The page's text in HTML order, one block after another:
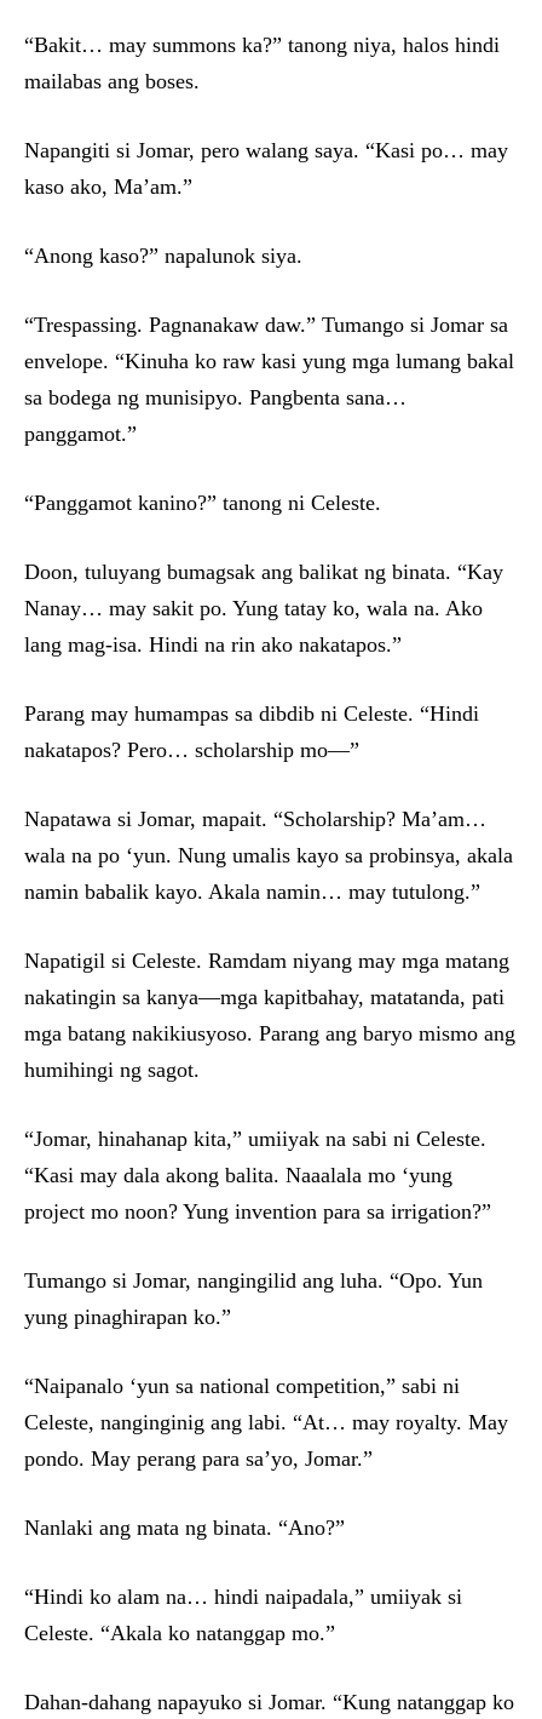
“Bakit… may summons ka?” tanong niya, halos hindi
mailabas ang boses.
Napangiti si Jomar, pero walang saya. “Kasi po… may
kaso ako, Ma’am.”
“Anong kaso?” napalunok siya.
“Trespassing. Pagnanakaw daw.” Tumango si Jomar sa
envelope. “Kinuha ko raw kasi yung mga lumang bakal
sa bodega ng munisipyo. Pangbenta sana…
panggamot.”
“Panggamot kanino?” tanong ni Celeste.
Doon, tuluyang bumagsak ang balikat ng binata. “Kay
Nanay… may sakit po. Yung tatay ko, wala na. Ako
lang mag-isa. Hindi na rin ako nakatapos.”
Parang may humampas sa dibdib ni Celeste. “Hindi
nakatapos? Pero… scholarship mo—”
Napatawa si Jomar, mapait. “Scholarship? Ma’am…
wala na po ‘yun. Nung umalis kayo sa probinsya, akala
namin babalik kayo. Akala namin… may tutulong.”
Napatigil si Celeste. Ramdam niyang may mga matang
nakatingin sa kanya—mga kapitbahay, matatanda, pati
mga batang nakikiusyoso. Parang ang baryo mismo ang
humihingi ng sagot.
“Jomar, hinahanap kita,” umiiyak na sabi ni Celeste.
“Kasi may dala akong balita. Naaalala mo ‘yung
project mo noon? Yung invention para sa irrigation?”
Tumango si Jomar, nangingilid ang luha. “Opo. Yun
yung pinaghirapan ko.”
“Naipanalo ‘yun sa national competition,” sabi ni
Celeste, nanginginig ang labi. “At… may royalty. May
pondo. May perang para sa’yo, Jomar.”
Nanlaki ang mata ng binata. “Ano?”
“Hindi ko alam na… hindi naipadala,” umiiyak si
Celeste. “Akala ko natanggap mo.”
Dahan-dahang napayuko si Jomar. “Kung natanggap ko